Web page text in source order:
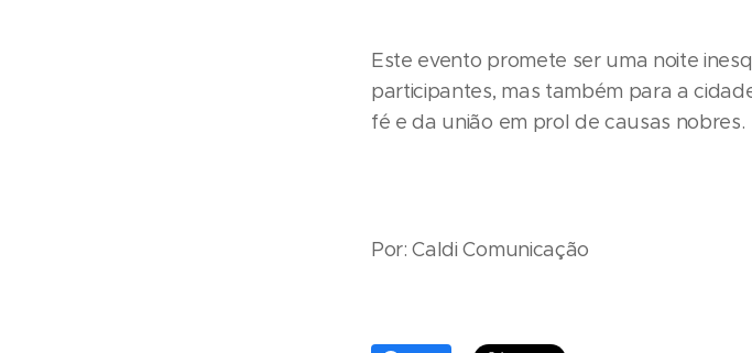
Este evento promete ser uma noite
participantes, mas também para a
fé e da união em prol de causas nobres.
Por: Caldi Comunicação